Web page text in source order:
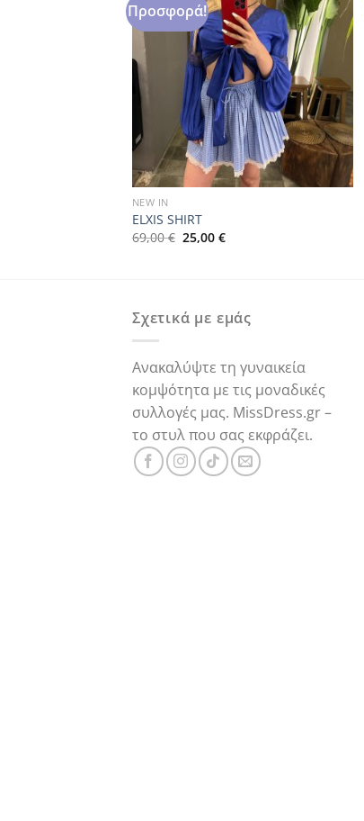
Προσφορά!
NEW IN
ELXIS SHIRT
69,00€ Original
price
25,00€Η
Σχετικά με εμάς
Ανακαλύψτε τη γυναικεία
κομψότητα με τις μοναδικές
συλλογές μας. MissDress.gr –
το στυλ που σας εκφράζει.